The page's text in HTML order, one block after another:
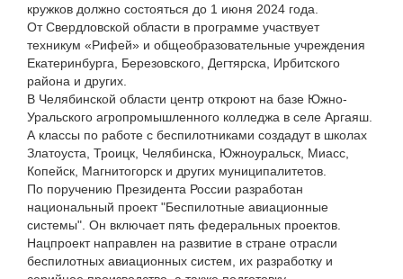
кружков должно состояться до 1 июня 2024 года.
От Свердловской области в программе участвует
техникум «Рифей» и общеобразовательные учреждения
Екатеринбурга, Березовского, Дегтярска, Ирбитского
района и других.
В Челябинской области центр откроют на базе Южно-
Уральского агропромышленного колледжа в селе Аргаяш.
А классы по работе с беспилотниками создадут в школах
Златоуста, Троицк, Челябинска, Южноуральск, Миасс,
Копейск, Магнитогорск и других муниципалитетов.
По поручению Президента России разработан
национальный проект "Беспилотные авиационные
системы". Он включает пять федеральных проектов.
Нацпроект направлен на развитие в стране отрасли
беспилотных авиационных систем, их разработку и